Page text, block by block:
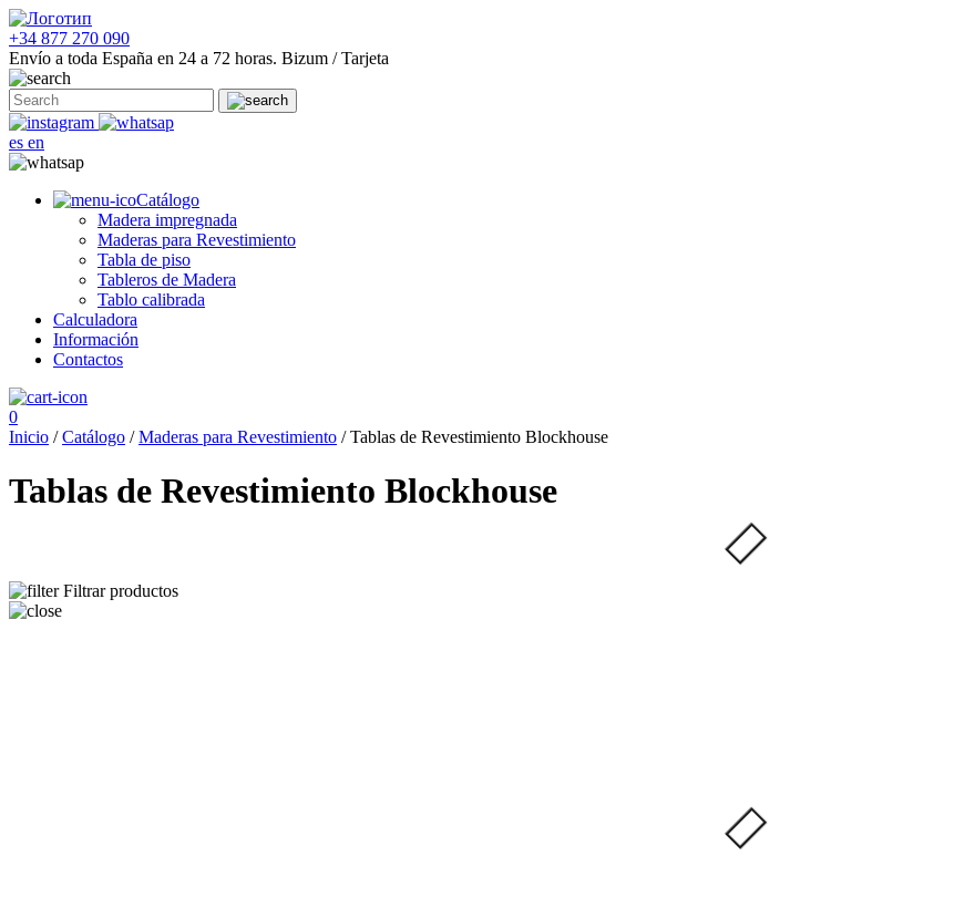
+34 877 270 090
Envío a toda España en 24 a 72 horas. Bizum / Tarjeta
es en
Catálogo
Madera impregnada
Maderas para Revestimiento
Tabla de piso
Tableros de Madera
Tablo calibrada
Calculadora
Información
Contactos
0
Inicio /Catálogo /Maderas para Revestimiento / Tablas de Revestimiento Blockhouse
Tablas de Revestimiento Blockhouse
Filtrar productos